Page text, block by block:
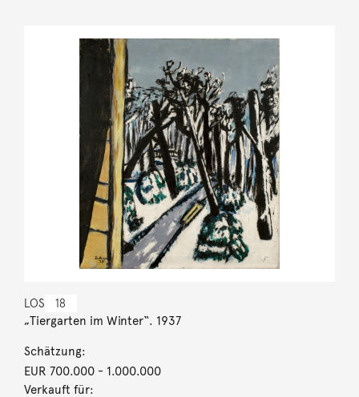
LOS 18
„Tiergarten im Winter“. 1937
Schätzung:
EUR 700.000- 1.000.000
Verkauft für: